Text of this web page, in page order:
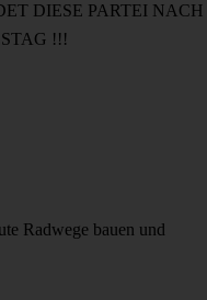
DIESE PARTEI NACH
!!!
Radwege bauen und